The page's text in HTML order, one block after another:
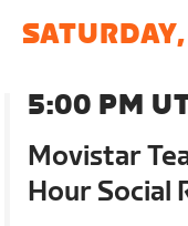
5:00 PM
Movistar
Hour Social